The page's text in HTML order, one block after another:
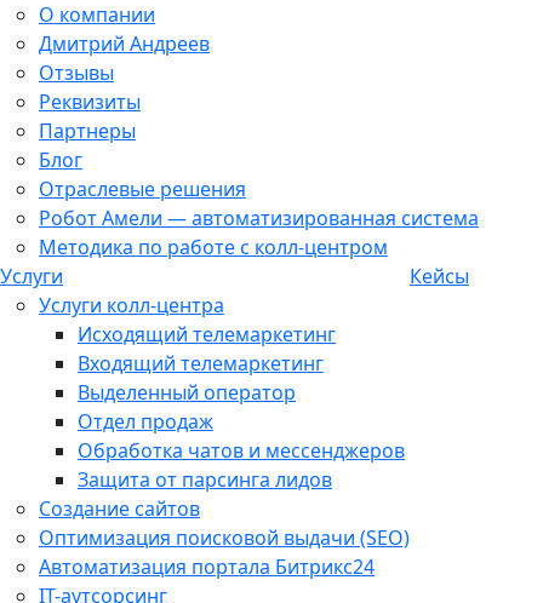
О компании
Дмитрий Андреев
Отзывы
Реквизиты
Партнеры
Блог
Отраслевые решения
Робот Амели — автоматизированная система
Методика по работе с колл-центром
Услуги
Услуги колл-центра
Исходящий телемаркетинг
Входящий телемаркетинг
Выделенный оператор
Отдел продаж
Обработка чатов и мессенджеров
Защита от парсинга лидов
Создание сайтов
Оптимизация поисковой выдачи (SEO)
Автоматизация портала Битрикс24
IT-аутсорсинг
Кейсы